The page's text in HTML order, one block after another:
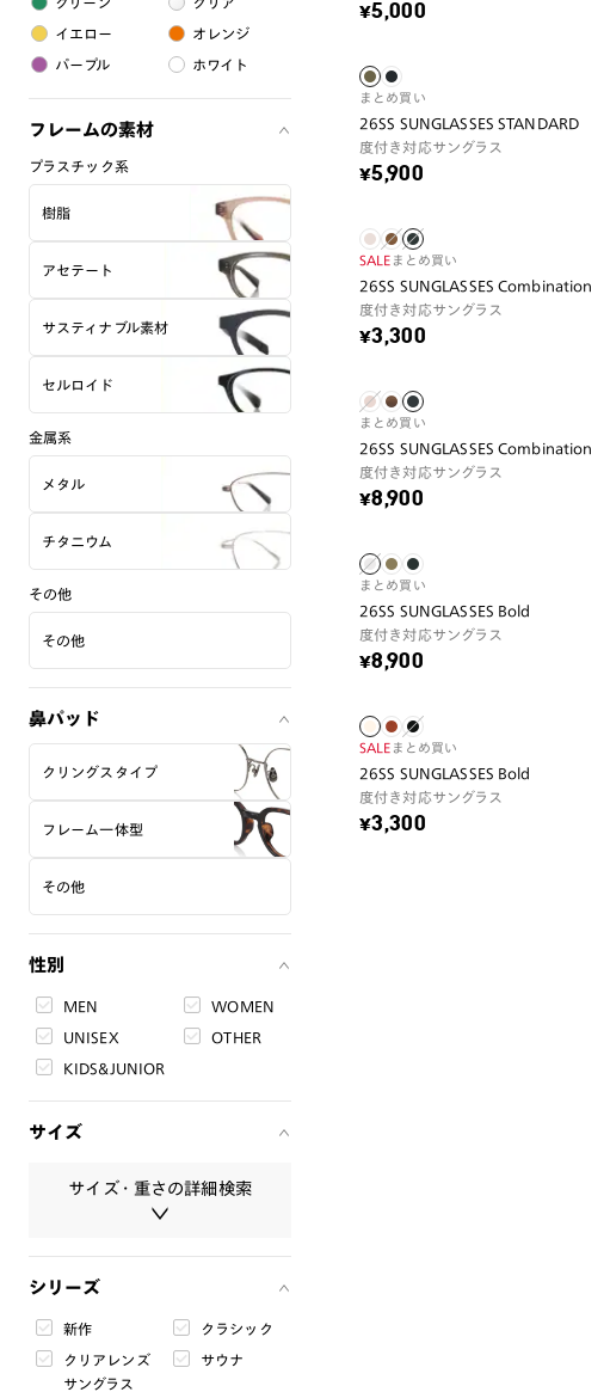
イエロー オレンジ
パープル ホワイト
フレームの素材
プラスチック系
樹脂
アセテート
サスティナブル素材
セルロイド
金属系
メタル
チタニウム
その他
その他
鼻パッド
クリングスタイプ
フレーム一体型
その他
性別
MEN WOMEN
UNISEX OTHER
KIDS&JUNIOR
サイズ
サイズ・重さの詳細検索
サイズ・重さは必ず半角数字で入
力してください。
レンズ幅
mm
シリーズ
新作 クラシック
クリアレンズ
サングラス
サウナ
¥5,000
まとめ買い
26SS SUNGLASSES STANDARD
度付き対応サングラス
¥5,900
SALE まとめ買い
26SS SUNGLASSES Combination
度付き対応サングラス
¥3,300
まとめ買い
26SS SUNGLASSES Combination
度付き対応サングラス
¥8,900
まとめ買い
26SS SUNGLASSES Bold
度付き対応サングラス
¥8,900
SALE まとめ買い
26SS SUNGLASSES Bold
度付き対応サングラス
¥3,300